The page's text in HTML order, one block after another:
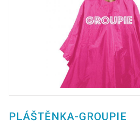
PLÁŠTĚNKA-GROUPIE